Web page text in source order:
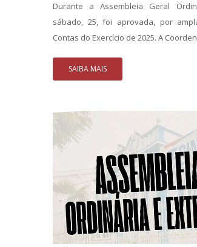
Durante a Assembleia Geral
sábado, 25, foi aprovada, por
Contas do Exercício de 2025. A
SAIBA MAIS